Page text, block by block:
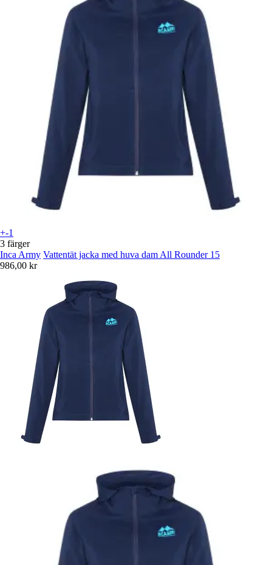
+-1
3 färger
Inca Army Vattentät jacka med huva dam All Rounder 15
986,00 kr